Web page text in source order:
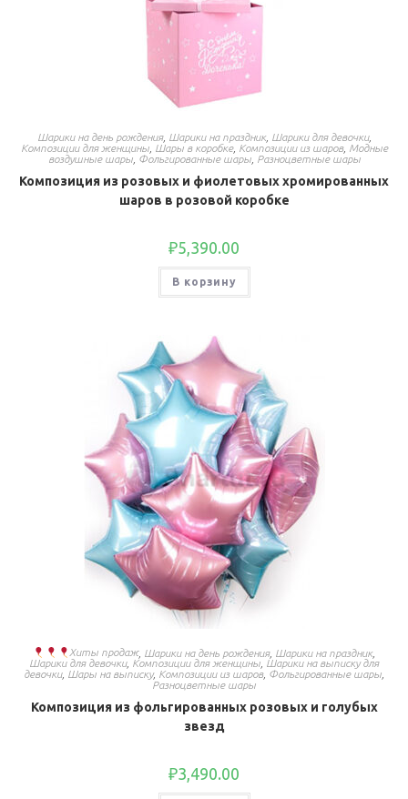
Шарики на день рождения, Шарики на праздник, Шарики для девочки,
Композиции для женщины, Шары в коробке, Композиции из шаров, Модные
воздушные шары, Фольгированные шары, Разноцветные шары
Композиция из розовых и фиолетовых хромированных
шаров в розовой коробке
₽5,390.00
В корзину
Хиты продаж, Шарики на день рождения, Шарики на праздник,
Шарики для девочки, Композиции для женщины Шарики на выписку для
девочки, Шары на выписку, Композиции из шаров, Фольгированные шары
Разноцветные шары
Композиция из фольгированных розовых и голубых
звезд
₽3,490.00